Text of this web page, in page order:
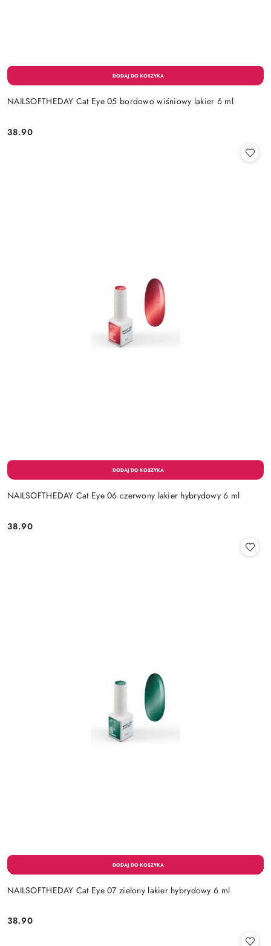
NAILSOFTHEDAY Cat Eye 05 bordowo wiśniowy lakier 6 ml
Cena:
38.90
NAILSOFTHEDAY Cat Eye 06 czerwony lakier hybrydowy 6 ml
Cena:
38.90
NAILSOFTHEDAY Cat Eye 07 zielony lakier hybrydowy 6 ml
Cena:
38.90